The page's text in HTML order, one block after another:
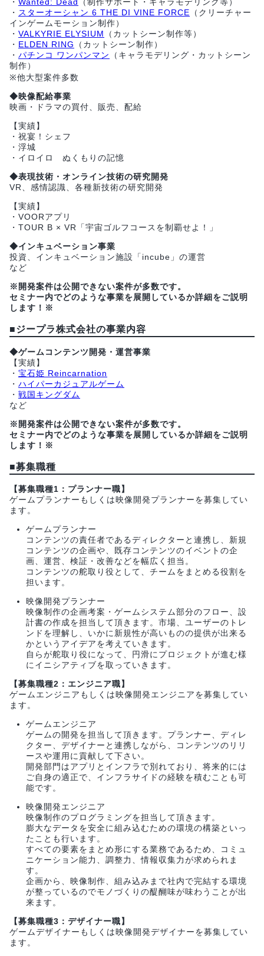
・ スターオーシャン 6 THE DI VINE FORCE （クリーチャー
インゲームモーション制作）
・ VALKYRIE ELYSIUM
（カットシーン制作等）
・ ELDEN RING
（カットシーン制作）
・ パチンコ ワンパンマン
（キャラモデリング・カットシーン
制作）
※他大型案件多数
◆映像配給事業
映画・ドラマの買付、販売、配給
【実績】
・祝宴！シェフ
・浮城
・イロイロ ぬくもりの記憶
◆表現技術・オンライン技術の研究開発
VR、感情認識、各種新技術の研究開発
【実績】
・VOORアプリ
・TOUR B × VR「宇宙ゴルフコースを制覇せよ！」
◆インキュベーション事業
投資、インキュベーション施設「incube」の運営
など
※開発案件は公開できない案件が多数です。
セミナー内でどのような事業を展開しているか詳細をご説明
します！※
■ジープラ株式会社の事業内容
◆ゲームコンテンツ開発・運営事業
【実績】
・ 宝石姫 Reincarnation
・ ハイパーカジュアルゲーム
・ 戦国キングダム
など
※開発案件は公開できない案件が多数です。
セミナー内でどのような事業を展開しているか詳細をご説明
します！※
■募集職種
【募集職種1：プランナー職】
ゲームプランナーもしくは映像開発プランナーを募集してい
ます。
ゲームプランナー
コンテンツの責任者であるディレクターと連携し、新規
コンテンツの企画や、既存コンテンツのイベントの企
画、運営、検証・改善などを幅広く担当。
コンテンツの舵取り役として、チームをまとめる役割を
担います。
映像開発プランナー
映像制作の企画考案・ゲームシステム部分のフロー、設
計書の作成を担当して頂きます。市場、ユーザーのトレ
ンドを理解し、いかに新規性が高いものの提供が出来る
かというアイデアを考えていきます。
自らが舵取り役になって、円滑にプロジェクトが進む様
にイニシアティブを取っていきます。
【募集職種2：エンジニア職】
ゲームエンジニアもしくは映像開発エンジニアを募集してい
ます。
ゲームエンジニア
ゲームの開発を担当して頂きます。プランナー、ディレ
クター、デザイナーと連携しながら、コンテンツのリリ
ースや運用に貢献して下さい。
開発部門はアプリとインフラで別れており、将来的には
ご自身の適正で、インフラサイドの経験を積むことも可
能です。
映像開発エンジニア
映像制作のプログラミングを担当して頂きます。
膨大なデータを安全に組み込むための環境の構築といっ
たことも行います。
すべての要素をまとめ形にする業務であるため、コミュ
ニケーション能力、調整力、情報収集力が求められま
す。
企画から、映像制作、組み込みまで社内で完結する環境
が整っているのでモノづくりの醍醐味が味わうことが出
来ます。
【募集職種3：デザイナー職】
ゲームデザイナーもしくは映像開発デザイナーを募集してい
ます。